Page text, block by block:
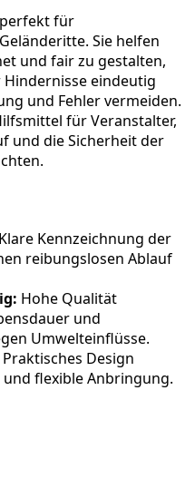
für
Sie helfen
und fair zu gestalten,
Hindernisse eindeutig
und Fehler vermeiden.
für Veranstalter,
und die Sicherheit der
Klare Kennzeichnung der
reibungslosen Ablauf
Hohe Qualität
und
Umwelteinflüsse.
Praktisches Design
flexible Anbringung.